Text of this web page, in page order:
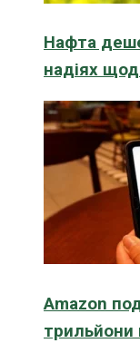
Нафта
надіях
Amazon
трильйони